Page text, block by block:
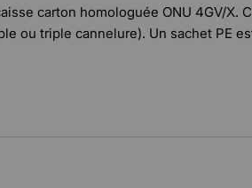
carton homologuée ONU 4GV/X.
ou triple cannelure). Un sachet PE